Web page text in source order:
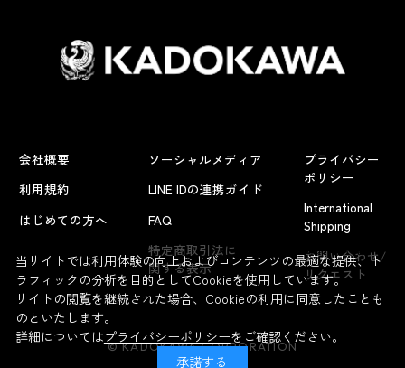
よくあるお問い合わせ
会社概要
利用規約
はじめての方へ
ソーシャルメディア
LINE IDの連携ガイド
FAQ
特定商取引法に
関する表示
プライバシー
ポリシー
International
Shipping
お問い合わせ/
リクエスト
© KADOKAWA CORPORATION
当サイトでは利用体験の向上およびコンテンツの最適な提供、ト
ラフィックの分析を目的としてCookieを使用しています。
サイトの閲覧を継続された場合、Cookieの利用に同意したことも
のといたします。
詳細についてはプライバシーポリシーをご確認ください。
承諾する